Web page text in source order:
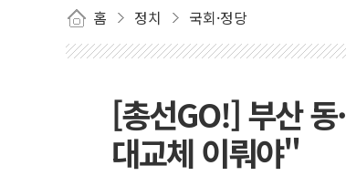
홈 정치 국회·정당
[총선GO!] 부산
대교체 이뤄야"